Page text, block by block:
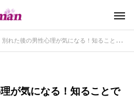
別れた後の男性心理が気になる！知ることで今後の行動の仕方が分かる可能性も！
が気になる！知ることで